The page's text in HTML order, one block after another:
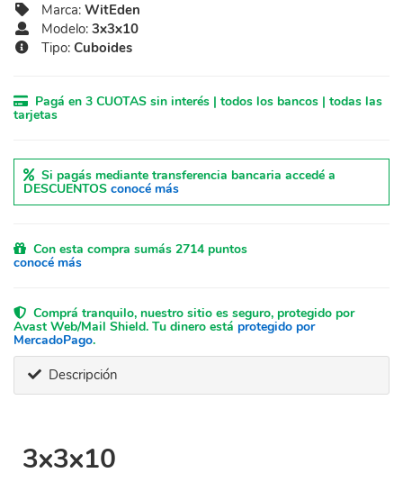
Marca: WitEden
Modelo: 3x3x10
Tipo: Cuboides
Pagá en 3 CUOTAS sin interés | todos los bancos | todas las
tarjetas
Si pagás mediante transferencia bancaria accedé a
DESCUENTOS conocé más
Con esta compra sumás 2714 puntos
conocé más
Comprá tranquilo, nuestro sitio es seguro, protegido por
Avast Web/Mail Shield. Tu dinero está protegido por
MercadoPago.
Descripción
3x3x10